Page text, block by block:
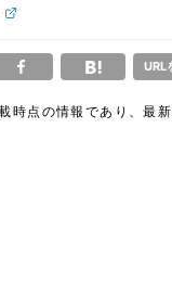
URL
時点の情報であり、最